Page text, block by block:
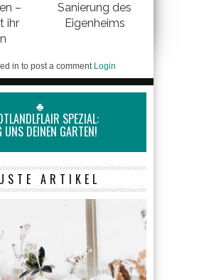
–
ihr
Sanierung des
Eigenheims
in to post a comment Login
♣
SPEZIAL:
UNS DEINEN GARTEN!
ARTIKEL